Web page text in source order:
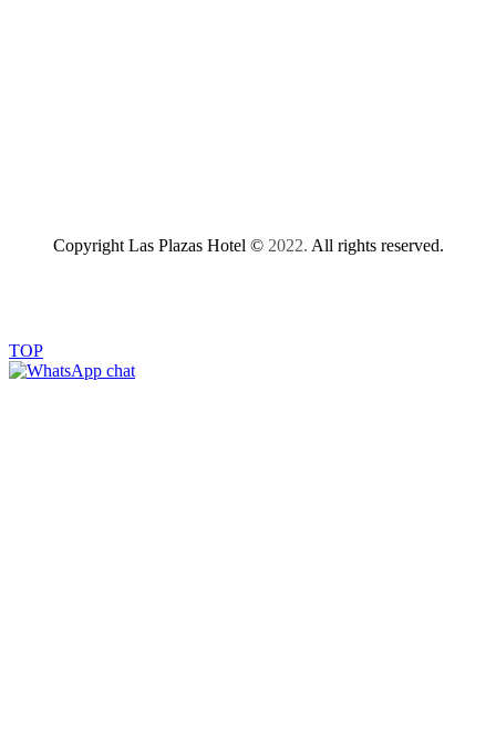
Copyright Las Plazas Hotel © 2022. All rights reserved.
TOP